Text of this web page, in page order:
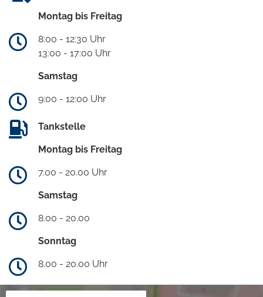
Montag bis Freitag
8:00 - 12:30 Uhr
13:00 - 17:00 Uhr
Samstag
9:00 - 12:00 Uhr
Tankstelle
Montag bis Freitag
7.00 - 20.00 Uhr
Samstag
8.00 - 20.00
Sonntag
8.00 - 20.00 Uhr